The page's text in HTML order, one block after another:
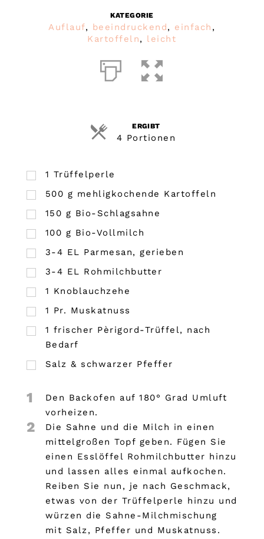
KATEGORIE
Auflauf, beeindruckend, einfach ,
Kartoffeln, leicht
ERGIBT
4 Portionen
1 Trüffelperle
500 g mehligkochende Kartoffeln
150 g Bio-Schlagsahne
100 g Bio-Vollmilch
3-4 EL Parmesan, gerieben
3-4 EL Rohmilchbutter
1 Knoblauchzehe
1 Pr. Muskatnuss
1 frischer Pèrigord-Trüffel, nach
Bedarf
Salz & schwarzer Pfeffer
1
Den Backofen auf 180° Grad Umluft
vorheizen.
2
Die Sahne und die Milch in einen
mittelgroßen Topf geben. Fügen Sie
einen Esslöffel Rohmilchbutter hinzu
und lassen alles einmal aufkochen.
Reiben Sie nun, je nach Geschmack,
etwas von der Trüffelperle hinzu und
würzen die Sahne-Milchmischung
mit Salz, Pfeffer und Muskatnuss.